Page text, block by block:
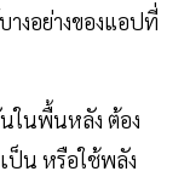
างอย่างของแอปที่
ในพื้นหลัง ต้อง
ป็น หรือใช้พลัง